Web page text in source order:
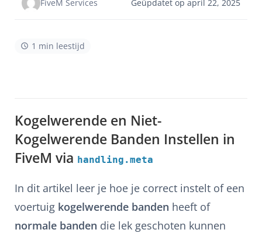
FiveM Services Geüpdatet op april 22, 2025
1 min leestijd
Kogelwerende en Niet-
Kogelwerende Banden Instellen in
FiveM via handling.meta
In dit artikel leer je hoe je correct instelt of een
voertuig kogelwerende banden heeft of
normale banden die lek geschoten kunnen